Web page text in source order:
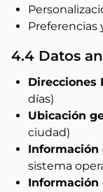
Preferencias
4.4 Datos
Direcciones
días)
Ubicación
ciudad)
Información
sistema
Información